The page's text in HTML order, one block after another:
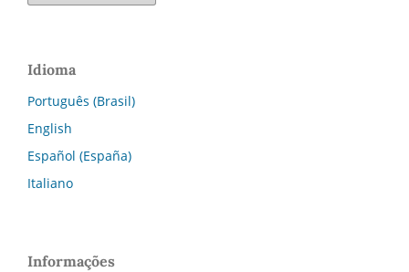
Idioma
Português (Brasil)
English
Español (España)
Italiano
Informações